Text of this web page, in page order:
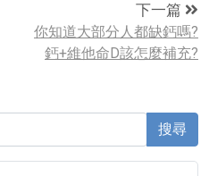
下一篇
你知道大部分人都缺鈣嗎?
鈣+維他命D該怎麼補充?
搜尋